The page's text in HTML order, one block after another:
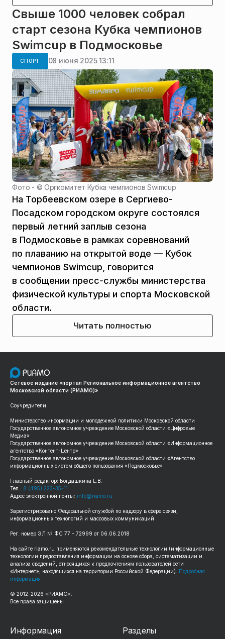
Свыше 1000 человек собрал
старт сезона Кубка чемпионов
Swimcup в Подмосковье
СПОРТ 08 июня 2025 13:11
Фото - ©Оргкомитет Кубка чемпионов Swimcup
На Торбеевском озере в Сергиево-
Посадском городском округе состоялся
первый летний заплыв сезона
в Подмосковье в рамках соревнований
по плаванию на открытой воде — Кубок
чемпионов Swimcup, говорится
в сообщении пресс-службы министерства
физической культуры и спорта Московской
области.
Читать полностью
Сетевое издание «портал Региональное информационное агентство
Московской области (РИАМО)»
Соучредители:
Министерство информации и молодежной политики Московской области
Государственное автономное учреждение Московской области «Цифровые
Медиа»
Государственное автономное учреждение Московской области «Информационное
агентство «Контент-Центр»
Государственное автономное учреждение Московской области «Агентство
информационных систем общего пользования «Подмосковье»
Главный редактор: Богдашкина Е.В.
Тел.: 8 (495) 223-35-11
Адрес электронной почты: info@riamo.ru
Зарегистрировано Федеральной службой по надзору в сфере связи,
информационных технологий и массовых коммуникаций
Рег. номер ЭЛ № ФС 77 – 72999 от 06.06.2018
На сайте riamo.ru применяются рекомендательные технологии (информационные
технологии предоставления информации на основе сбора, систематизации и
анализа сведений, относящихся к предпочтениям пользователей сети
«Интернет», находящихся на территории Российской Федерации). Подробная
информация
© 2012-2026 «РИАМО».
Все права защищены
Информация Разделы